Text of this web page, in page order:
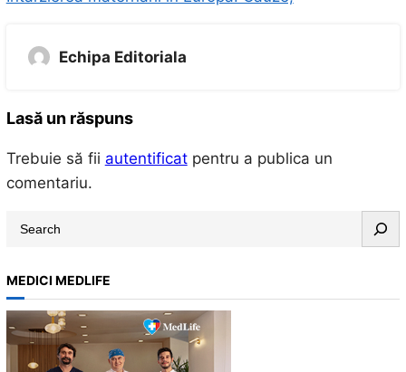
Echipa Editoriala
Lasă un răspuns
Trebuie să fii autentificatpentru a publica un
comentariu.
r
c
h
MEDICI MEDLIFE